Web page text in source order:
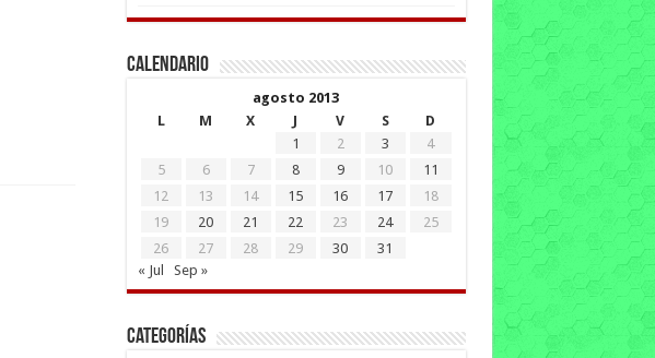
Calendario
agosto 2013
L
M X J V S
D
1
2 3
4
5
6 7 8 9 10
11
12
13 14 15 16 17
18
19
20 21 22 23 24
25
26
27 28 29 30
31
« Jul
Sep »
Categorías